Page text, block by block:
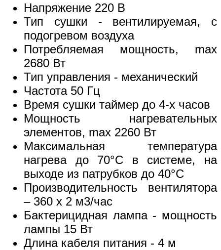
Напряжение 220 В
Тип сушки - вентилируемая, с
подогревом воздуха
Потребляемая мощность, max
2680 Вт
Тип управления - механический
Частота 50 Гц
Время сушки таймер до 4-х часов
Мощность нагревательных
элементов, max 2260 Вт
Максимальная температура
нагрева до 70°С в системе, на
выходе из патрубков до 40°С
Производительность вентилятора
– 360 х 2 м3/час
Бактерицидная лампа - мощность
лампы 15 Вт
Длина кабеля питания - 4 м